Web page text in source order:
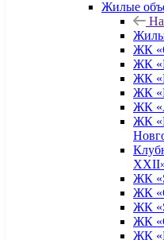
Жилые
ЖК
ЖК
ЖК
ЖК
ЖК
ЖК
ЖК
ЖК
ЖК
ЖК
ЖК